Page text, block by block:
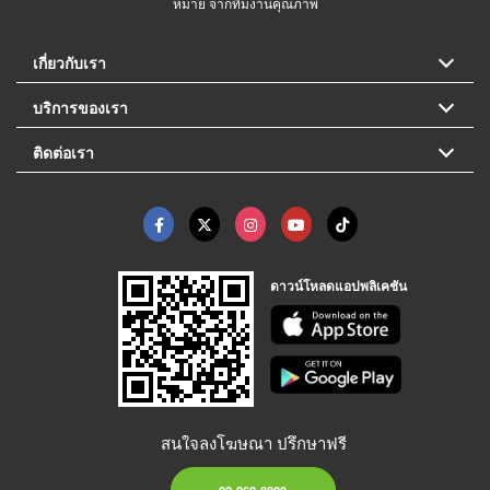
เกี่ยวกับเรา
บริการของเรา
ติดต่อเรา
ดาวน์โหลดแอปพลิเคชัน
สนใจลงโฆษณา ปรึกษาฟรี